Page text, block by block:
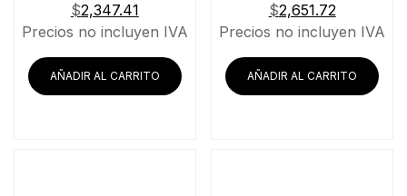
$2,347.41
Precios no incluyen IVA
AÑADIR AL CARRITO
$2,651.72
Precios no incluyen IVA
AÑADIR AL CARRITO